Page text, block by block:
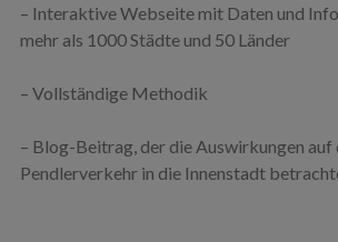
– Interaktive Webseite mit Daten und
mehr als 1000 Städte und 50 Länder
– Vollständige Methodik
– Blog-Beitrag, der die Auswirkungen auf
Pendlerverkehr in die Innenstadt